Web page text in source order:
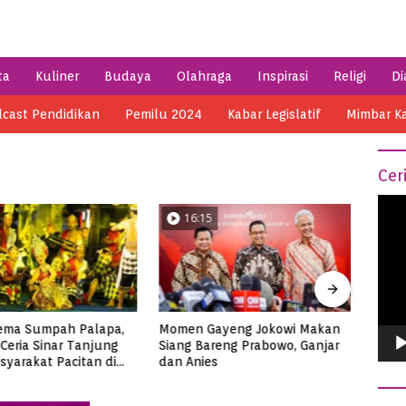
Kuliner Budaya Olahraga Inspirasi Religi
Pendidikan Pemilu 2024 Kabar Legislatif Mimbar
Sumpah Palapa,
Sinar Tanjung
Pacitan di
16:15
Momen Gayeng Jokowi Makan
Siang Bareng Prabowo, Ganjar
dan Anies